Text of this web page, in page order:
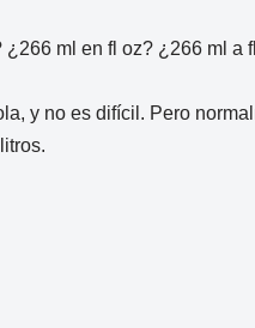
ml en fl oz? ¿266 ml a
y no es difícil. Pero